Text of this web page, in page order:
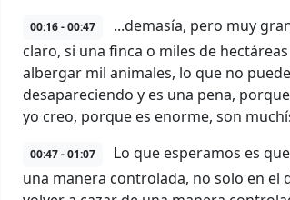
00:16 - 00:47
...demasía, pero muy
claro, si una finca o miles de
albergar mil animales, lo que no
desapareciendo y es una pena,
yo creo, porque es enorme, son
00:47 - 01:07
Lo que esperamos es
una manera controlada, no solo en el